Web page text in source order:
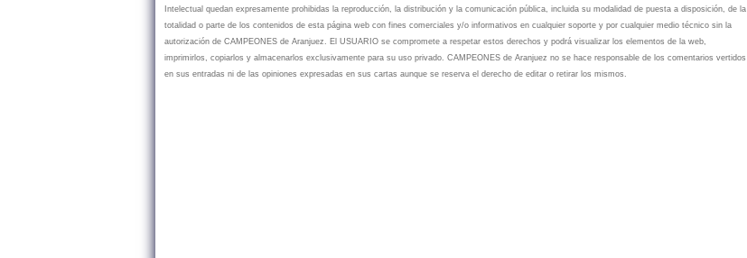
Intelectual quedan expresamente prohibidas la reproducción, la distribución y la comunicación pública, incluida su modalidad de puesta a disposición, de la
totalidad o parte de los contenidos de esta página web con fines comerciales y/o informativos en cualquier soporte y por cualquier medio técnico sin la
autorización de CAMPEONES de Aranjuez. El USUARIO se compromete a respetar estos derechos y podrá visualizar los elementos de la web,
imprimirlos, copiarlos y almacenarlos exclusivamente para su uso privado. CAMPEONES de Aranjuez no se hace responsable de los comentarios vertidos
en sus entradas ni de las opiniones expresadas en sus cartas aunque se reserva el derecho de editar o retirar los mismos.